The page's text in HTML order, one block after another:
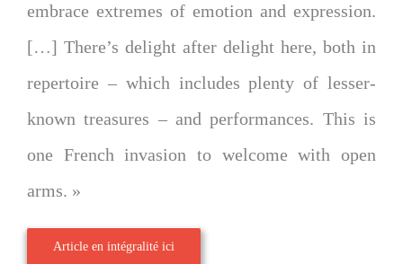
embrace extremes of emotion and expression.
[…] There’s delight after delight here, both in
repertoire – which includes plenty of lesser-
known treasures – and performances. This is
one French invasion to welcome with open
arms. »
Article en intégralité ici